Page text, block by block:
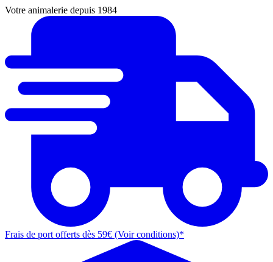
Votre animalerie depuis 1984
Frais de port offerts dès 59€ (Voir conditions)*